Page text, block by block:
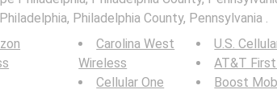
Philadelphia County, Pennsylvania .
Carolina West
Wireless
Cellular One
U.S.
AT&T
Boost